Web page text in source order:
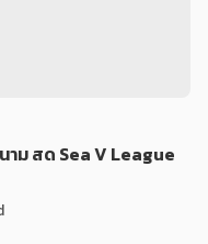
ม สด Sea V League